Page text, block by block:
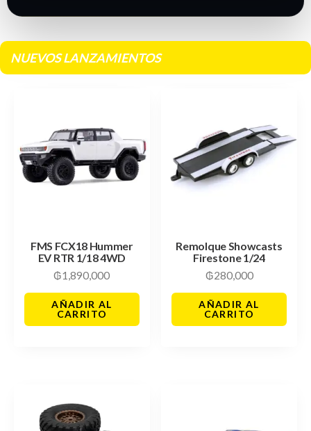
NUEVOS LANZAMIENTOS
FMS FCX18 Hummer
EV RTR 1/18 4WD
₲1,890,000
AÑADIR AL
CARRITO
Remolque Showcasts
Firestone 1/24
₲280,000
AÑADIR AL
CARRITO